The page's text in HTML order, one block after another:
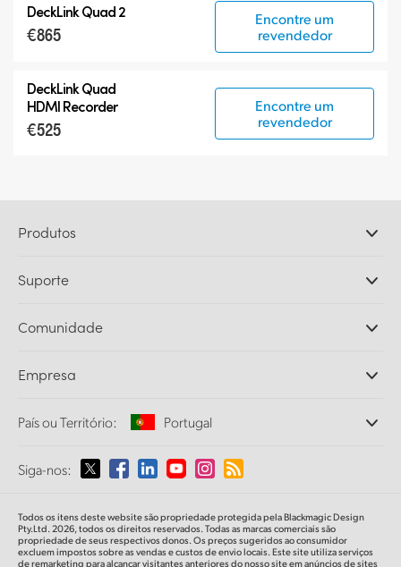
DeckLink Quad 2
€865
Encontre um
revendedor
DeckLink Quad
HDMI Recorder
€525
Encontre um
revendedor
Produtos
DaVinci Resolve e Fusion
Ultimatte
Captura e Reprodução
Conversão de Padrões
Monitoramento
Armazenamento em Rede
Roteamento e Distribuição
Streaming e Codificação
Suporte
Central de Suporte Técnico
Comunidade
Empresa
Sobre a Blackmagic Design
Imprensa
País ou Território: Portugal
Selecione seu país ou território
Australia
Siga-nos:
Todos os itens deste website são propriedade protegida pela Blackmagic Design
Pty.Ltd. 2026, todos os direitos reservados. Todas as marcas comerciais são
propriedade de seus respectivos donos. Os preços sugeridos ao consumidor
excluem impostos sobre as vendas e custos de envio locais. Este site utiliza serviços
de remarketing para alcançar visitantes anteriores do nosso site em anúncios de sites